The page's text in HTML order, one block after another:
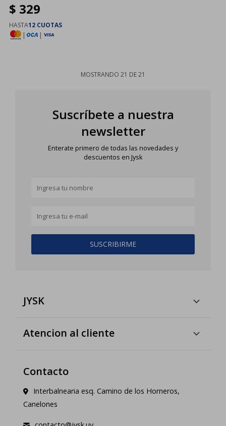
$ 329
HASTA12 CUOTAS
|
|
MOSTRANDO 21 DE21
Suscríbete a nuestra
newsletter
Enterate primero de todas las novedades y
descuentos en Jysk
SUSCRIBIRME
JYSK
Atencion al cliente
Contacto
Interbalnearia esq. Camino de los Horneros,
Canelones